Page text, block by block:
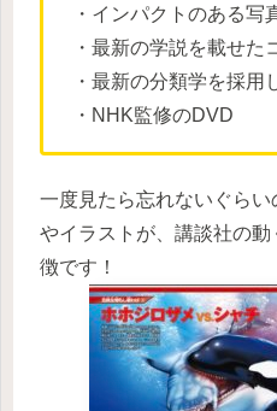
・インパクトのある写
・最新の学説を載せた
・最新の分類学を採用
・NHK監修のDVD
一度見たら忘れないぐら
やイラストが、講談社の
徴です！